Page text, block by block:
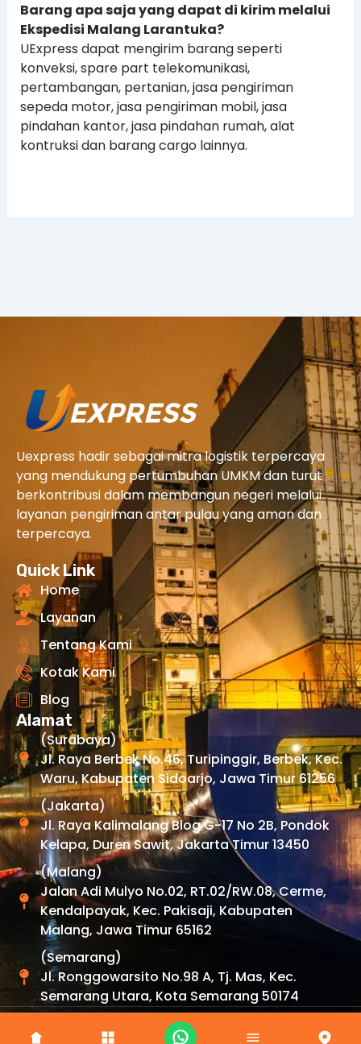
Barang apa saja yang dapat di kirim melalui
Ekspedisi Malang Larantuka?
UExpress dapat mengirim barang seperti
konveksi, spare part telekomunikasi,
pertambangan, pertanian, jasa pengiriman
sepeda motor, jasa pengiriman mobil, jasa
pindahan kantor, jasa pindahan rumah, alat
kontruksi dan barang cargo lainnya.
Uexpress hadir sebagai mitra logistik terpercaya
yang mendukung pertumbuhan UMKM dan turut
berkontribusi dalam membangun negeri melalui
layanan pengiriman antar pulau yang aman dan
terpercaya.
Quick Link
Home
Layanan
Tentang Kami
Kotak Kami
Blog
Alamat
(Surabaya)
Jl. Raya Berbek No.46, Turipinggir, Berbek, Kec.
Waru, Kabupaten Sidoarjo, Jawa Timur 61256
(Jakarta)
Jl. Raya Kalimalang Blog G-17 No 2B, Pondok
Kelapa, Duren Sawit, Jakarta Timur 13450
(Malang)
Jalan Adi Mulyo No.02, RT.02/RW.08, Cerme,
Kendalpayak, Kec. Pakisaji, Kabupaten
Malang, Jawa Timur 65162
(Semarang)
Jl. Ronggowarsito No.98 A, Tj. Mas, Kec.
Semarang Utara, Kota Semarang 50174